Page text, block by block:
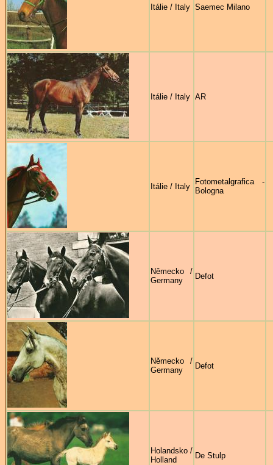
Itálie / Italy Saemec Milano
Itálie / Italy AR
Itálie / Italy
Fotometalgrafica -
Bologna
Německo /
Germany
Defot
Německo /
Germany
Defot
Holandsko /
Holland
De Stulp